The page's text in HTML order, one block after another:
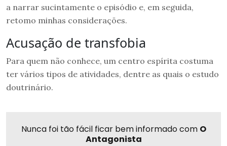
a narrar sucintamente o episódio e, em seguida,
retomo minhas considerações.
Acusação de transfobia
Para quem não conhece, um centro espírita costuma
ter vários tipos de atividades, dentre as quais o estudo
doutrinário.
Nunca foi tão fácil ficar bem informado com O
Antagonista